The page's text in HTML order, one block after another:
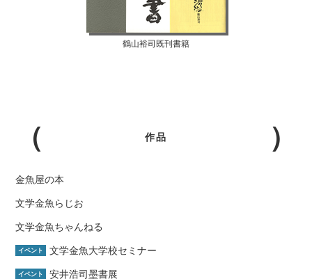
鶴山裕司既刊書籍
作品
金魚屋の本
文学金魚らじお
文学金魚ちゃんねる
イベント 文学金魚大学校セミナー
イベント 安井浩司墨書展